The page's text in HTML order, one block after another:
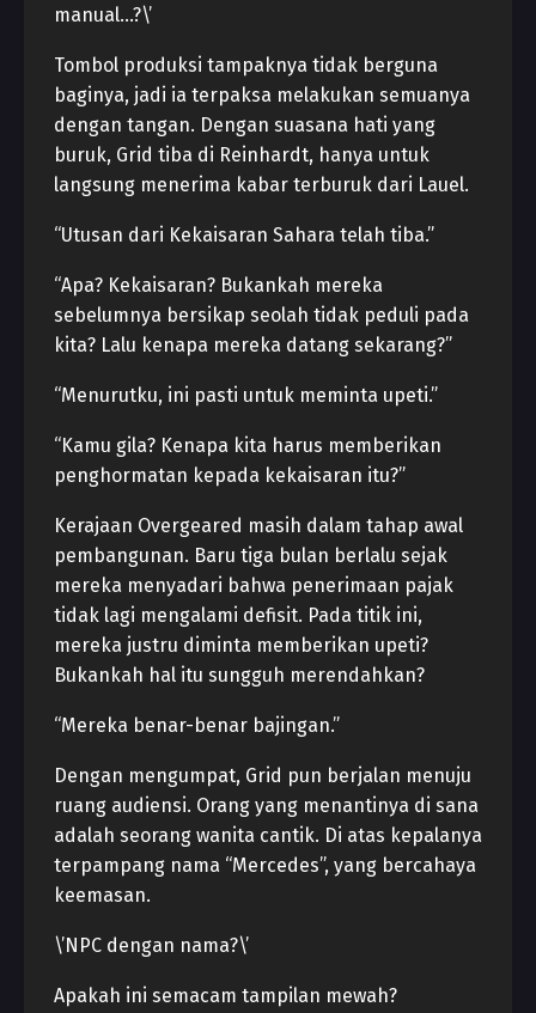
manual…?\’
Tombol produksi tampaknya tidak berguna
baginya, jadi ia terpaksa melakukan semuanya
dengan tangan. Dengan suasana hati yang
buruk, Grid tiba di Reinhardt, hanya untuk
langsung menerima kabar terburuk dari Lauel.
“Utusan dari Kekaisaran Sahara telah tiba.”
“Apa? Kekaisaran? Bukankah mereka
sebelumnya bersikap seolah tidak peduli pada
kita? Lalu kenapa mereka datang sekarang?”
“Menurutku, ini pasti untuk meminta upeti.”
“Kamu gila? Kenapa kita harus memberikan
penghormatan kepada kekaisaran itu?”
Kerajaan Overgeared masih dalam tahap awal
pembangunan. Baru tiga bulan berlalu sejak
mereka menyadari bahwa penerimaan pajak
tidak lagi mengalami defisit. Pada titik ini,
mereka justru diminta memberikan upeti?
Bukankah hal itu sungguh merendahkan?
“Mereka benar-benar bajingan.”
Dengan mengumpat, Grid pun berjalan menuju
ruang audiensi. Orang yang menantinya di sana
adalah seorang wanita cantik. Di atas kepalanya
terpampang nama “Mercedes”, yang bercahaya
keemasan.
\’NPC dengan nama?\’
Apakah ini semacam tampilan mewah?